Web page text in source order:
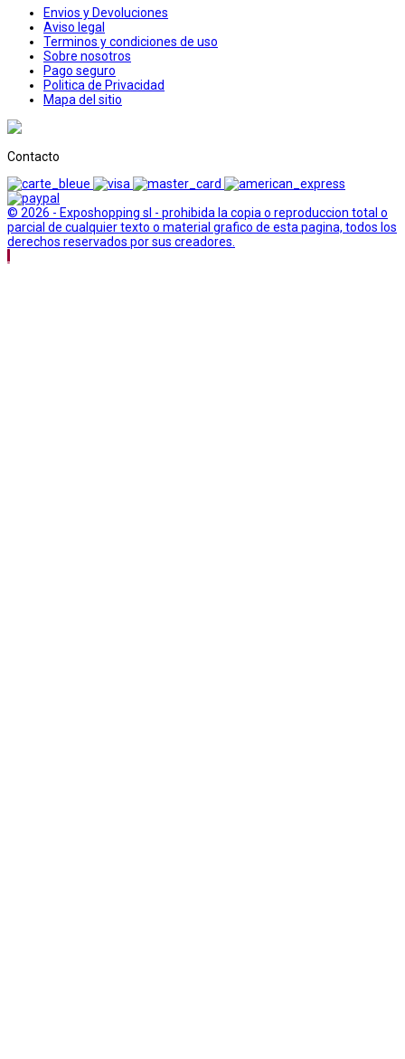
Envios y Devoluciones
Aviso legal
Terminos y condiciones de uso
Sobre nosotros
Pago seguro
Politica de Privacidad
Mapa del sitio
Contacto
© 2026 - Exposhopping sl - prohibida la copia o reproduccion total o
parcial de cualquier texto o material grafico de esta pagina, todos los
derechos reservados por sus creadores.